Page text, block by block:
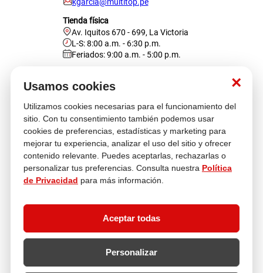
×
Usamos cookies
Utilizamos cookies necesarias para el funcionamiento del
sitio. Con tu consentimiento también podemos usar
cookies de preferencias, estadísticas y marketing para
mejorar tu experiencia, analizar el uso del sitio y ofrecer
contenido relevante. Puedes aceptarlas, rechazarlas o
personalizar tus preferencias. Consulta nuestra Política
de Privacidad para más información.
Aceptar todas
Personalizar
Tienda física
Av. Iquitos 670 - 699, La Victoria
L-S: 8:00 a.m. - 6:30 p.m.
Feriados: 9:00 a.m. - 5:00 p.m.
Atención al cliente
Descubre más